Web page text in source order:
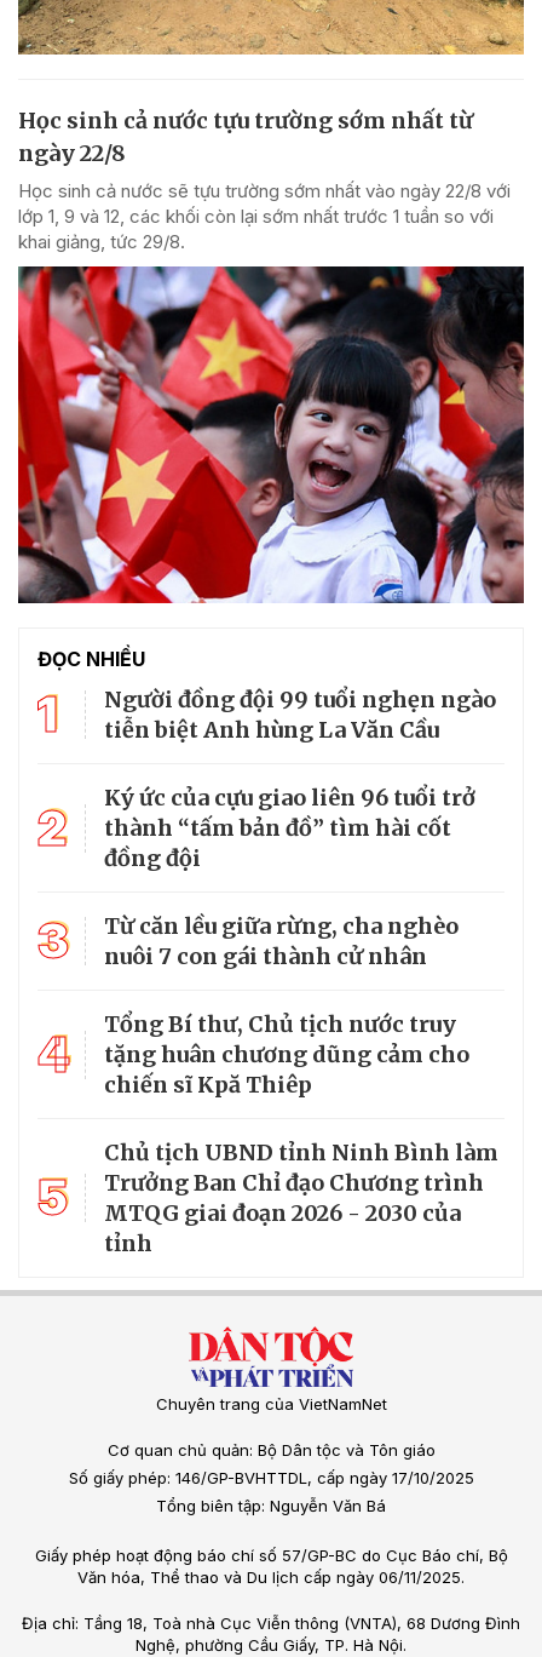
Học sinh cả nước tựu trường sớm nhất từ
ngày 22/8
Học sinh cả nước sẽ tựu trường sớm nhất vào ngày 22/8 với
lớp 1, 9 và 12, các khối còn lại sớm nhất trước 1 tuần so với
khai giảng, tức 29/8.
ĐỌC NHIỀU
1
Người đồng đội 99 tuổi nghẹn ngào
tiễn biệt Anh hùng La Văn Cầu
2
Ký ức của cựu giao liên 96 tuổi trở
thành “tấm bản đồ” tìm hài cốt
đồng đội
3
Từ căn lều giữa rừng, cha nghèo
nuôi 7 con gái thành cử nhân
4
Tổng Bí thư, Chủ tịch nước truy
tặng huân chương dũng cảm cho
chiến sĩ Kpă Thiêp
5
Chủ tịch UBND tỉnh Ninh Bình làm
Trưởng Ban Chỉ đạo Chương trình
MTQG giai đoạn 2026 - 2030 của
tỉnh
Chuyên trang của VietNamNet
Cơ quan chủ quản: Bộ Dân tộc và Tôn giáo
Số giấy phép: 146/GP-BVHTTDL, cấp ngày 17/10/2025
Tổng biên tập: Nguyễn Văn Bá
Giấy phép hoạt động báo chí số 57/GP-BC do Cục Báo chí, Bộ
Văn hóa, Thể thao và Du lịch cấp ngày 06/11/2025.
Địa chỉ: Tầng 18, Toà nhà Cục Viễn thông (VNTA), 68 Dương Đình
Nghệ, phường Cầu Giấy, TP. Hà Nội.